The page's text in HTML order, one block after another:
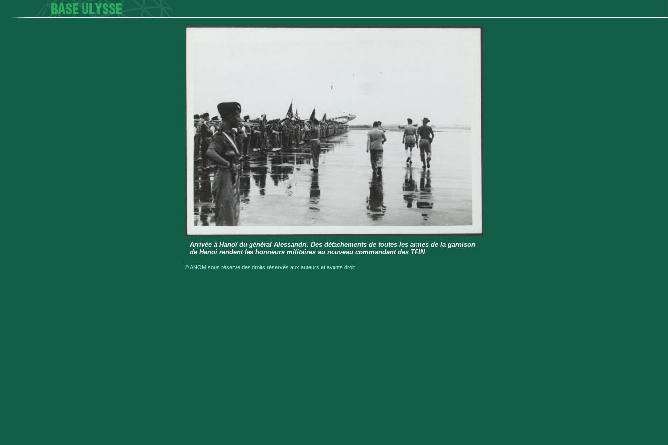
Arrivée à Hanoï du général Alessandri. Des détachements de toutes les armes de la garnison
de Hanoi rendent les honneurs militaires au nouveau commandant des TFIN
© ANOM sous réserve des droits réservés aux auteurs et ayants droit